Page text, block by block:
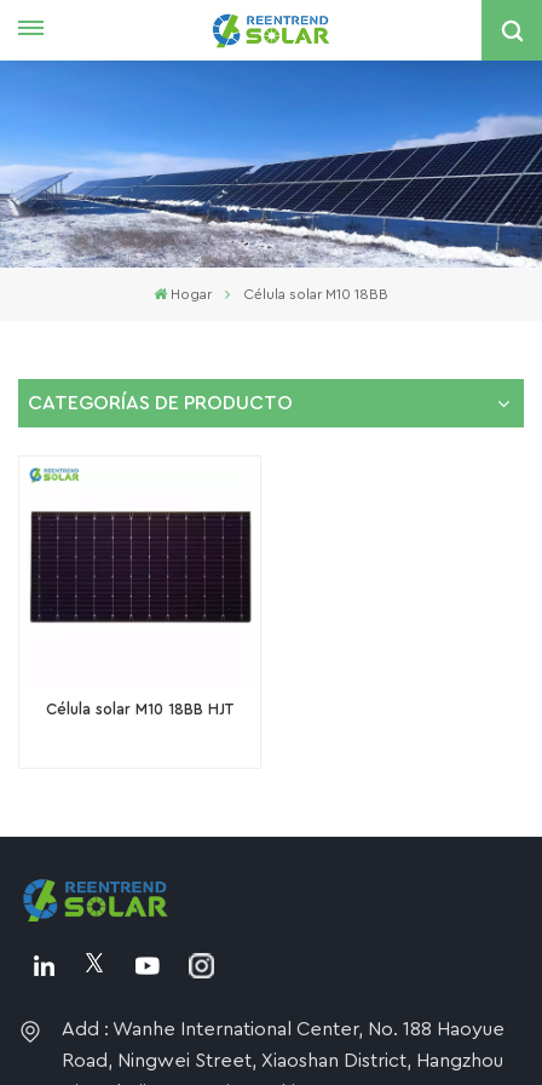
국의
Hogar Célula solar M10 18BB
CATEGORÍAS DE PRODUCTO
Célula solar M10 18BB HJT
Add : Wanhe International Center, No. 188 Haoyue
Road, Ningwei Street, Xiaoshan District, Hangzhou